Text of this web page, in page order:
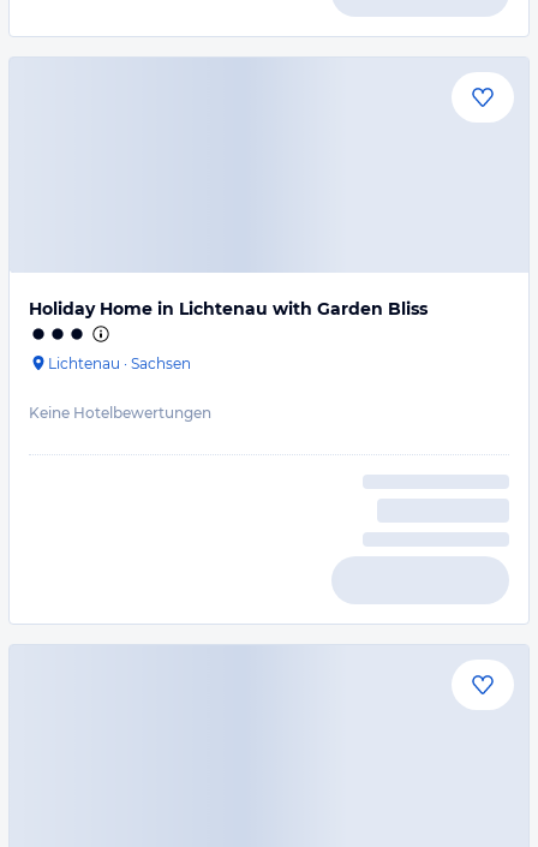
Holiday Home in Lichtenau with Garden Bliss
Lichtenau · Sachsen
Keine Hotelbewertungen